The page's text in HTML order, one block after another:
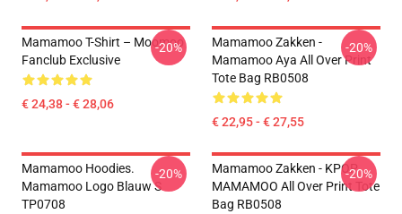
Mamamoo T-Shirt – Moomoo
Fanclub Exclusive
€ 24,38 - € 28,06
-20%
Mamamoo Zakken -
Mamamoo Aya All Over Print
Tote Bag RB0508
€ 22,95 - € 27,55
-20%
Mamamoo Hoodies.
Mamamoo Logo Blauw S
TP0708
-20%
Mamamoo Zakken - KPOP
MAMAMOO All Over Print Tote
Bag RB0508
-20%